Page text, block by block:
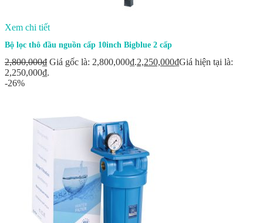
Xem chi tiết
Bộ lọc thô đầu nguồn cấp 10inch Bigblue 2 cấp
2,800,000₫ Giá gốc là: 2,800,000₫.2,250,000₫Giá hiện tại là:
2,250,000₫.
-26%